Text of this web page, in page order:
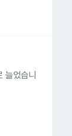
었습니